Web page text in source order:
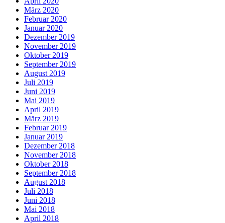
März 2020
Februar 2020
Januar 2020
Dezember 2019
November 2019
Oktober 2019
September 2019
August 2019
Juli 2019
Juni 2019
Mai 2019
April 2019
März 2019
Februar 2019
Januar 2019
Dezember 2018
November 2018
Oktober 2018
September 2018
August 2018
Juli 2018
Juni 2018
Mai 2018
April 2018